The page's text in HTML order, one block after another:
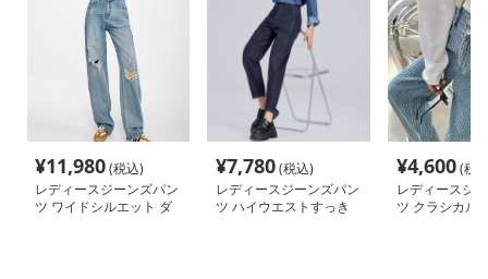
¥11,980(税込)
レディースジーンズパン
ツ ワイドシルエット ダ
¥7,780(税込)
レディースジーンズパン
ツ ハイウエストすっき
¥4,600(税
レディースジ
ツ クラシカル